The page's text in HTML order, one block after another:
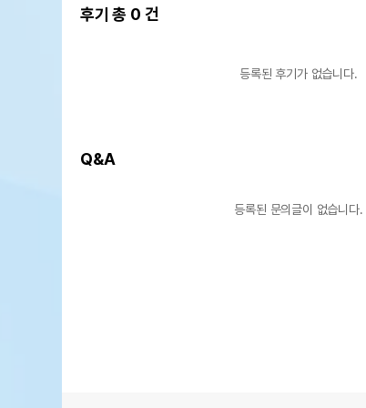
후기 총 0 건
등록된 후기가 없습니다.
Q&A
등록된 문의글이 없습니다.